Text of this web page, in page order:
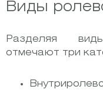
Виды
Разделяя
отмечают три